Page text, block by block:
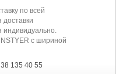
по всей
доставки
индивидуально.
с шириной
135 40 55